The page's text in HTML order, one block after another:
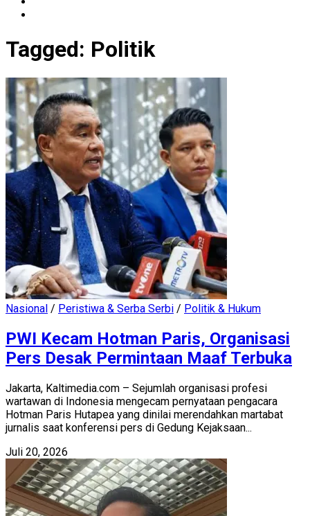
Tagged: Politik
Nasional / Peristiwa & Serba Serbi / Politik & Hukum
PWI Kecam Hotman Paris, Organisasi
Pers Desak Permintaan Maaf Terbuka
Jakarta, Kaltimedia.com – Sejumlah organisasi profesi
wartawan di Indonesia mengecam pernyataan pengacara
Hotman Paris Hutapea yang dinilai merendahkan martabat
jurnalis saat konferensi pers di Gedung Kejaksaan...
Juli 20, 2026